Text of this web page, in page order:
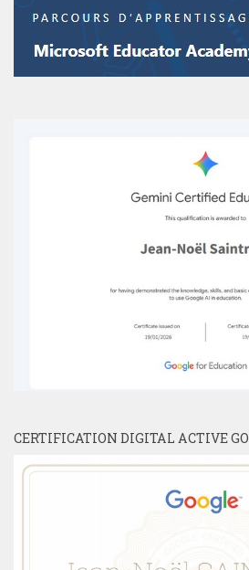
CERTIFICATION DIGITAL ACTIVE